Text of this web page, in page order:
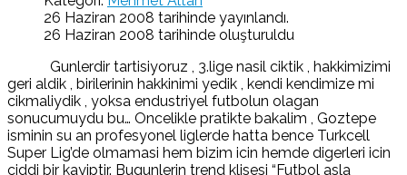
26 Haziran 2008 tarihinde yayınlandı.
26 Haziran 2008 tarihinde oluşturuldu
Gunlerdir tartisiyoruz , 3.lige nasil ciktik , hakkimizimi
geri aldik , birilerinin hakkinimi yedik , kendi kendimize mi
cikmaliydik , yoksa endustriyel futbolun olagan
sonucumuydu bu… Oncelikle pratikte bakalim , Goztepe
isminin su an profesyonel liglerde hatta bence Turkcell
Super Lig’de olmamasi hem bizim icin hemde digerleri icin
ciddi bir kayiptir. Bugunlerin trend klisesi “Futbol asla